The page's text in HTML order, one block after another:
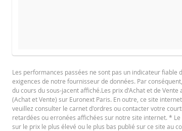
COURS DU SOUS-JACENT ATTENDU
Cours de référence
PROSPECTUS DE BASE
Français (France)
FINAL TERMS
Les performances passées ne sont pas un indicateur
exigences de notre fournisseur de données. Par
du cours du sous-jacent affiché.Les prix d'Achat et de
(Achat et Vente) sur Euronext Paris. En outre, ce site
veuillez consulter le carnet d'ordres ou contacter votre
retardées ou erronées affichées sur notre site internet. *
sur le prix le plus élevé ou le plus bas publié sur ce site au